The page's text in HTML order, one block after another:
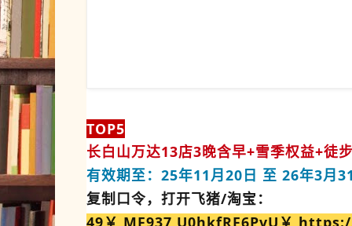
TOP5
长白山万达13店3晚含早+雪季权益+徒
有效期至：25年11月20日 至 26年3月
复制口令，打开飞猪/淘宝：
49￥ MF937 U0hkfRF6PvU￥